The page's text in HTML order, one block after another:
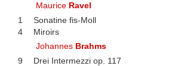
Maurice Ravel
1
Sonatine fis-Moll
4
Miroirs
Johannes Brahms
9
Drei Intermezzi op. 117